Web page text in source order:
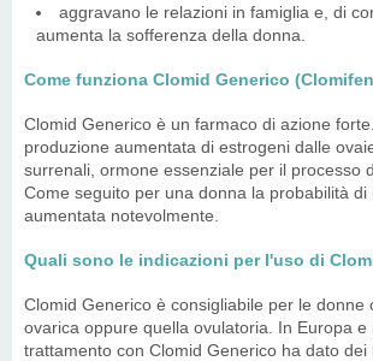
aggravano le relazioni in famiglia e, di
aumenta la sofferenza della donna.
Come funziona Clomid Generico
Clomid Generico è un farmaco di azione
produzione aumentata di estrogeni dalle
surrenali, ormone essenziale per il processo
Come seguito per una donna la probabilità di
aumentata notevolmente.
Quali sono le indicazioni per l'uso di
Clomid Generico è consigliabile per le donne
ovarica oppure quella ovulatoria. In Europa e
trattamento con Clomid Generico ha dato dei